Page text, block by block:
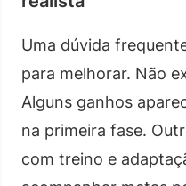
Uma dúvida
para melhorar. Não
Alguns ganhos
na primeira fase.
com treino e